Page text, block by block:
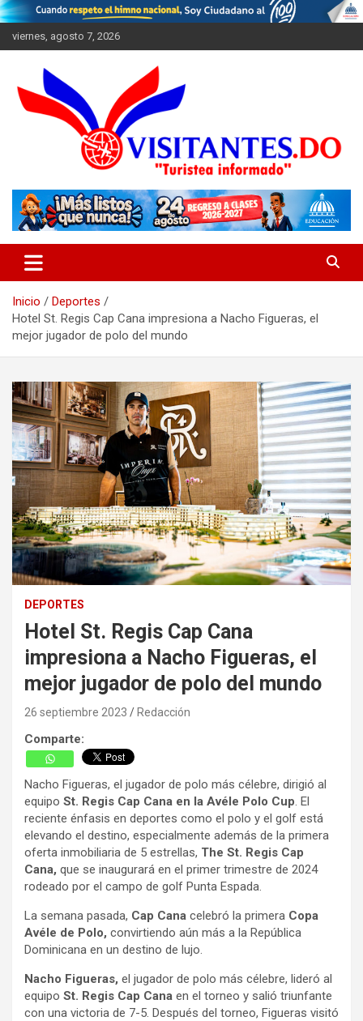
Saltar
al
contenido
viernes, agosto 7, 2026
Visitantes
Inicio
Deportes
Hotel St. Regis Cap Cana impresiona a Nacho Figueras, el
mejor jugador de polo del mundo
DEPORTES
Hotel St. Regis Cap Cana
impresiona a Nacho Figueras, el
mejor jugador de polo del mundo
26 septiembre 2023 Redacción
Comparte:
Nacho Figueras, el jugador de polo más célebre, dirigió al
equipo St. Regis Cap Cana en la Avéle Polo Cup. El
reciente énfasis en deportes como el polo y el golf está
elevando el destino, especialmente además de la primera
oferta inmobiliaria de 5 estrellas, The St. Regis Cap
Cana, que se inaugurará en el primer trimestre de 2024
rodeado por el campo de golf Punta Espada.
La semana pasada, Cap Cana celebró la primera Copa
Avéle de Polo, convirtiendo aún más a la República
Dominicana en un destino de lujo.
Nacho Figueras, el jugador de polo más célebre, lideró al
equipo St. Regis Cap Cana en el torneo y salió triunfante
con una victoria de 7-5. Después del torneo, Figueras visitó